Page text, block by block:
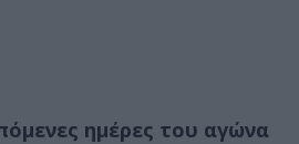
ημέρες του αγώνα